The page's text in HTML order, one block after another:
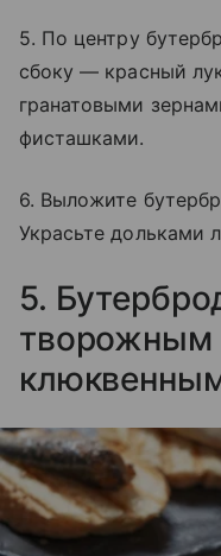
5. По центру
сбоку — красный
гранатовыми
фисташками.
6. Выложите
Украсьте дольками
5.
творожным